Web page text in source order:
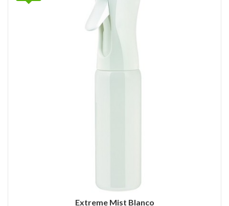
Extreme Mist Blanco